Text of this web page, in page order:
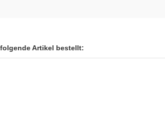
Artikel bestellt: